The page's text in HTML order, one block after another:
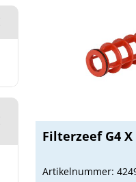
Filterzeef G4 X
Artikelnummer: